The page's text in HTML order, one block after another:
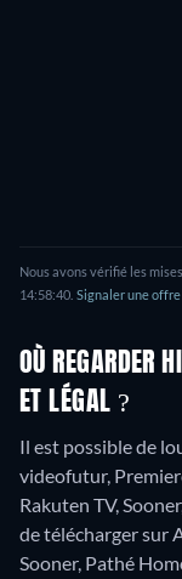
Nous avons vérifié les
14:58:40 Signaler une
OÙ REGARDER
ET LÉGAL ?
Il est possible de
videofutur,
Rakuten TV,
de télécharger sur
Sooner, Pathé